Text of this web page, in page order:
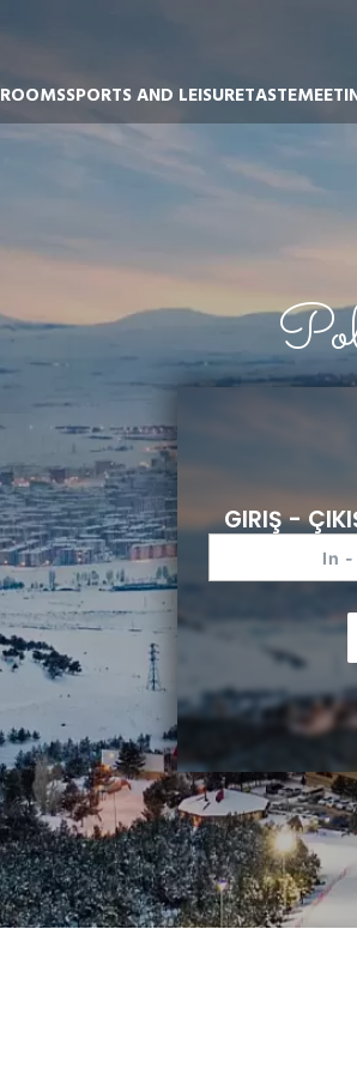
ROOMSSPORTS AND LEISURETASTE
GIRIŞ -